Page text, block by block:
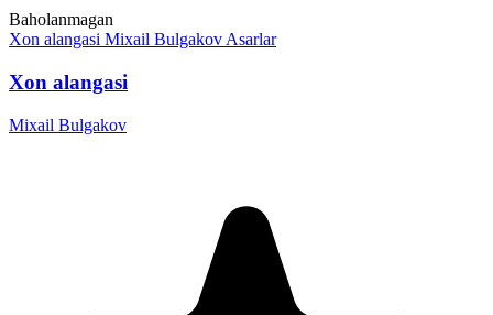
Baholanmagan
Xon alangasi Mixail Bulgakov Asarlar
Xon alangasi
Mixail Bulgakov